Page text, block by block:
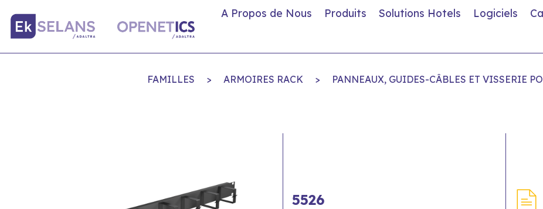
A Propos de Nous Produits Solutions Hotels Logiciels
FAMILLES > ARMOIRES RACK > PANNEAUX, GUIDES-CÂBLES ET VISSERIE
5526